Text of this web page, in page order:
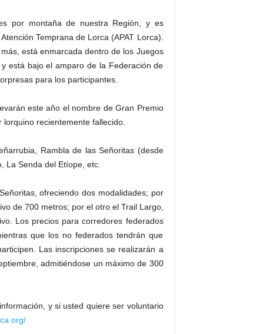
por montaña de nuestra Región, y es
Temprana de Lorca (APAT Lorca).
está enmarcada dentro de los Juegos
está bajo el amparo de la Federación de
para los participantes.
este año el nombre de Gran Premio
recientemente fallecido.
Rambla de las Señoritas (desde
La Senda del Etíope, etc.
ofreciendo dos modalidades; por
de 700 metros; por el otro el Trail Largo,
Los precios para corredores federados
que los no federados tendrán que
Las inscripciones se realizarán a
admitiéndose un máximo de 300
y si usted quiere ser voluntario